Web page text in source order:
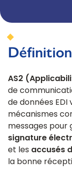
Définition
AS2
de
de données EDI
mécanismes
messages pour
signature
et les accusés
la bonne